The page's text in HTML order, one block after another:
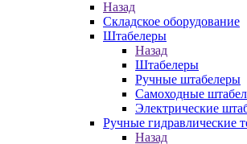
Назад
Складское оборудование
Штабелеры
Назад
Штабелеры
Ручные штабелеры
Самоходные
Электрические
Ручные гидравлические
Назад